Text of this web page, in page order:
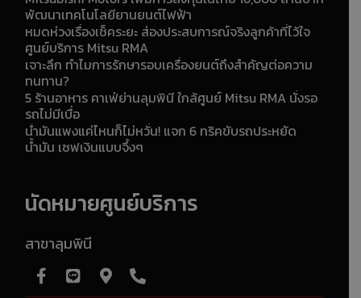
พัฒนาเทคโนโลยียานยนต์ไฟฟ้า
หมดห่วงเรื่องเช็คระยะ ส่องประสบการณ์จริงลูกค้าที่ไว้ใจ
ศูนย์บริการ Mitsu RMA
เจาะลึก ทำไมการรักษารอบเครื่องยนต์ถึงสำคัญต่อความ
ทนทาน?
5 ร้านอาหาร คาเฟ่ย่านลุมพินี ใกล้ศูนย์ Mitsu RMA นั่งรอ
รถไม่มีเบื่อ
น้ำมันแพงแค่ไหนก็ไม่หวั่น! แจก 6 ทริคขับรถประหยัด
น้ำมัน เซฟเงินแบบจึ้งๆ
นัดหมายศูนย์บริการ
สาขาลุมพินี